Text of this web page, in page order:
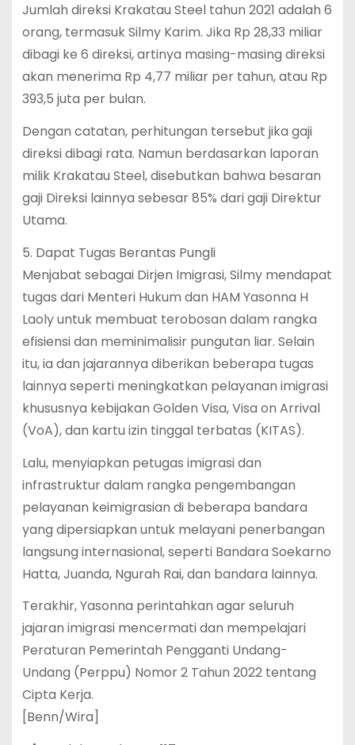
Jumlah direksi Krakatau Steel tahun 2021 adalah 6
orang, termasuk Silmy Karim. Jika Rp 28,33 miliar
dibagi ke 6 direksi, artinya masing-masing direksi
akan menerima Rp 4,77 miliar per tahun, atau Rp
393,5 juta per bulan.
Dengan catatan, perhitungan tersebut jika gaji
direksi dibagi rata. Namun berdasarkan laporan
milik Krakatau Steel, disebutkan bahwa besaran
gaji Direksi lainnya sebesar 85% dari gaji Direktur
Utama.
5. Dapat Tugas Berantas Pungli
Menjabat sebagai Dirjen Imigrasi, Silmy mendapat
tugas dari Menteri Hukum dan HAM Yasonna H
Laoly untuk membuat terobosan dalam rangka
efisiensi dan meminimalisir pungutan liar. Selain
itu, ia dan jajarannya diberikan beberapa tugas
lainnya seperti meningkatkan pelayanan imigrasi
khususnya kebijakan Golden Visa, Visa on Arrival
(VoA), dan kartu izin tinggal terbatas (KITAS).
Lalu, menyiapkan petugas imigrasi dan
infrastruktur dalam rangka pengembangan
pelayanan keimigrasian di beberapa bandara
yang dipersiapkan untuk melayani penerbangan
langsung internasional, seperti Bandara Soekarno
Hatta, Juanda, Ngurah Rai, dan bandara lainnya.
Terakhir, Yasonna perintahkan agar seluruh
jajaran imigrasi mencermati dan mempelajari
Peraturan Pemerintah Pengganti Undang-
Undang (Perppu) Nomor 2 Tahun 2022 tentang
Cipta Kerja.
[Benn/Wira]